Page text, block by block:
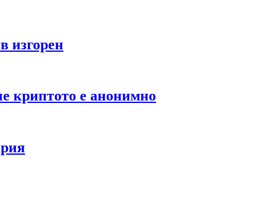
изгорен
криптото е анонимно